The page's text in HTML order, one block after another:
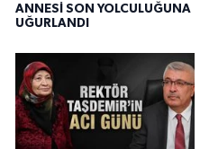
ANNESİ SON YOLCULUĞUNA
UĞURLANDI